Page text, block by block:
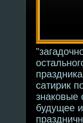
сатирик
знаковые
будущее